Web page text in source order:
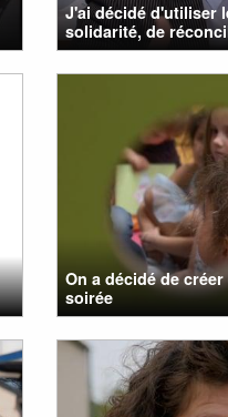
J'ai décidé d'utiliser
solidarité, de
On a décidé de
soirée